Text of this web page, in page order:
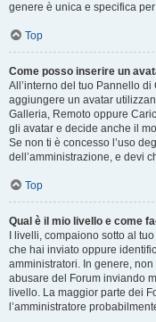
genere è unica e specifica
Top
Come posso inserire un
All’interno del tuo Pannello di
aggiungere un avatar
Galleria, Remoto oppure
gli avatar e decide anche il
Se non ti è concesso l’uso
dell’amministrazione, e devi
Top
Qual è il mio livello e come
I livelli, compaiono sotto al
che hai inviato oppure
amministratori. In genere,
abusare del Forum inviando
livello. La maggior parte dei
l’amministratore